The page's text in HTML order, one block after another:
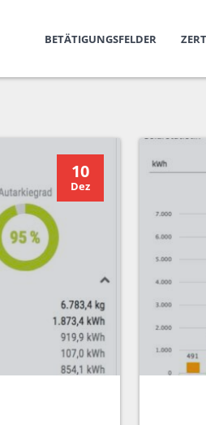
BETÄTIGUNGSFELDER
10
Dez